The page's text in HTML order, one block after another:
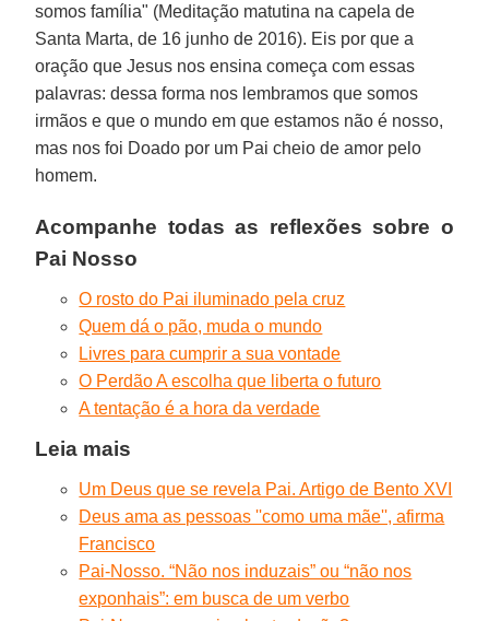
somos família" (Meditação matutina na capela de
Santa Marta, de 16 junho de 2016). Eis por que a
oração que Jesus nos ensina começa com essas
palavras: dessa forma nos lembramos que somos
irmãos e que o mundo em que estamos não é nosso,
mas nos foi Doado por um Pai cheio de amor pelo
homem.
Acompanhe todas as reflexões sobre o
Pai Nosso
O rosto do Pai iluminado pela cruz
Quem dá o pão, muda o mundo
Livres para cumprir a sua vontade
O Perdão A escolha que liberta o futuro
A tentação é a hora da verdade
Leia mais
Um Deus que se revela Pai. Artigo de Bento XVI
Deus ama as pessoas ''como uma mãe'', afirma
Francisco
Pai-Nosso. “Não nos induzais” ou “não nos
exponhais”: em busca de um verbo